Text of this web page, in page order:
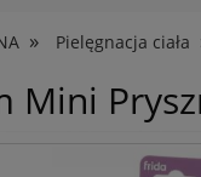
» Pielęgnacja ciała
Mini